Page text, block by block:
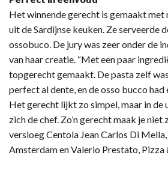
Het winnende gerecht is gemaakt met
uit de Sardijnse keuken. Ze serveerde
ossobuco. De jury was zeer onder de
van haar creatie. “Met een paar
topgerecht gemaakt. De pasta zelf
perfect al dente, en de osso bucco had
Het gerecht lijkt zo simpel, maar in de
zich de chef. Zo’n gerecht maak je niet
versloeg Centola Jean Carlos Di
Amsterdam en Valerio Prestato, Pizza